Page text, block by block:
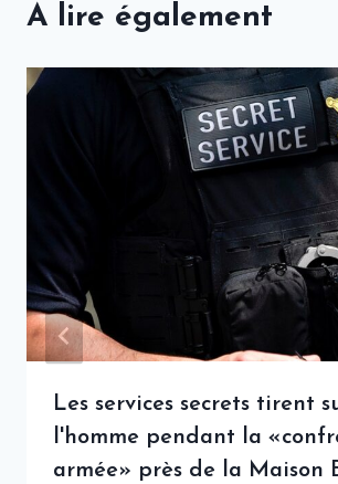
A lire également
Les services secrets tirent
l'homme pendant la
armée» près de la Maison